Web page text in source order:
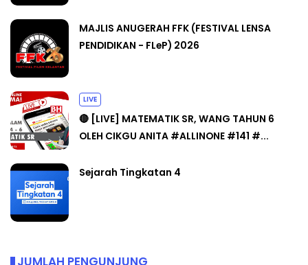
MAJLIS ANUGERAH FFK (FESTIVAL LENSA
PENDIDIKAN - FLeP) 2026
LIVE
🔴 [LIVE] MATEMATIK SR, WANG TAHUN 6
OLEH CIKGU ANITA #ALLINONE #141 #...
Sejarah Tingkatan 4